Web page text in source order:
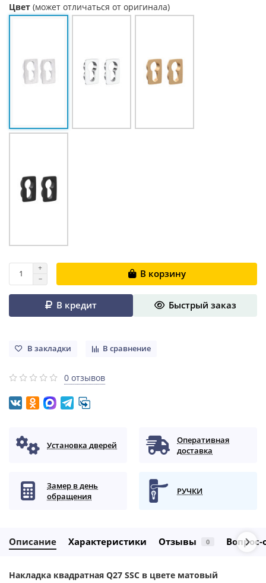
Цвет (может отличаться от оригинала)
В корзину
В кредит Быстрый заказ
В закладки В сравнение
0 отзывов
Установка дверей
Оперативная
доставка
Замер в день
обращения
РУЧКИ
Описание Характеристики Отзывы 0 Вопрос-
Накладка квадратная Q27 SSC в цвете матовый